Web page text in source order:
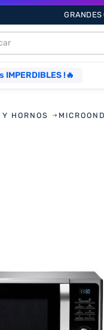
GRANDES
IMPERDIBLES !🔥
HORNOS
MÁS BUSCADOS
heladeras
placard